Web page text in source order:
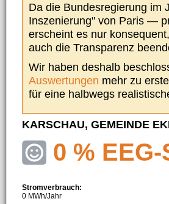
Da die Bundesregierung
Inszenierung" von Paris —
erscheint es nur
auch die Transparenz
Wir haben deshalb
Auswertungen mehr zu
für eine halbwegs
KARSCHAU, GEMEINDE
0 %
Stromverbrauch:
0 MWh/Jahr